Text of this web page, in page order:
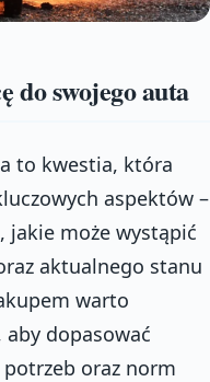
do swojego auta
to kwestia, która
aspektów –
jakie może wystąpić
aktualnego stanu
warto
dopasować
oraz norm